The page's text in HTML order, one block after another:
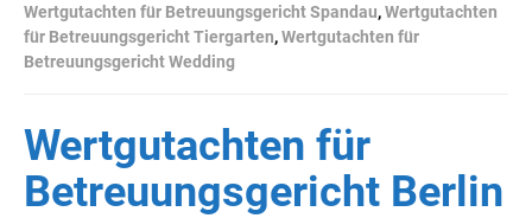
Wertgutachten für Betreuungsgericht Spandau,Wertgutachten
für Betreuungsgericht Tiergarten,Wertgutachten für
Betreuungsgericht Wedding
Wertgutachten für
Betreuungsgericht Berlin